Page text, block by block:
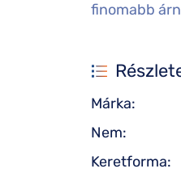
finomabb
Márka:
Nem:
Keretforma: